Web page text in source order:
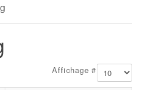
Affichage #